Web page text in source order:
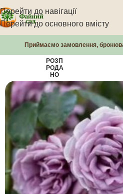
Перейти до навігації
Перейти до основного вмісту
Приймаємо замовлення,
РОЗП
РОДА
НО